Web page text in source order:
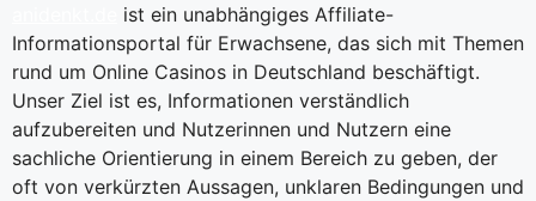
ist ein unabhängiges Affiliate-
Informationsportal für Erwachsene, das sich mit Themen
rund um Online Casinos in Deutschland beschäftigt.
Unser Ziel ist es, Informationen verständlich
aufzubereiten und Nutzerinnen und Nutzern eine
sachliche Orientierung in einem Bereich zu geben, der
oft von verkürzten Aussagen, unklaren Bedingungen und